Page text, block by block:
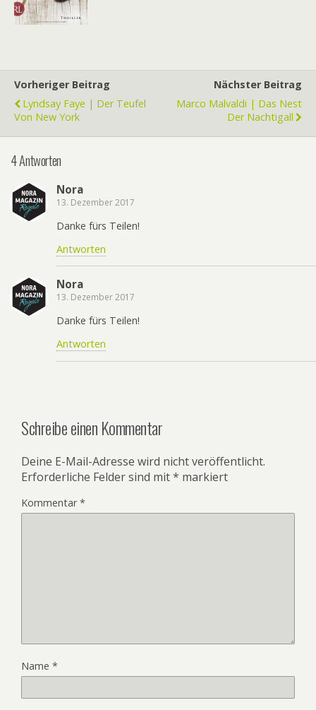
Vorheriger Beitrag
Lyndsay Faye | Der Teufel
Von New York
Nächster Beitrag
Marco Malvaldi | Das Nest
Der Nachtigall
4 Antworten
Nora
13. Dezember 2017
Danke fürs Teilen!
Antworten
Nora
13. Dezember 2017
Danke fürs Teilen!
Antworten
Schreibe einen Kommentar
Deine E-Mail-Adresse wird nicht veröffentlicht.
Erforderliche Felder sind mit* markiert
Kommentar*
Name *